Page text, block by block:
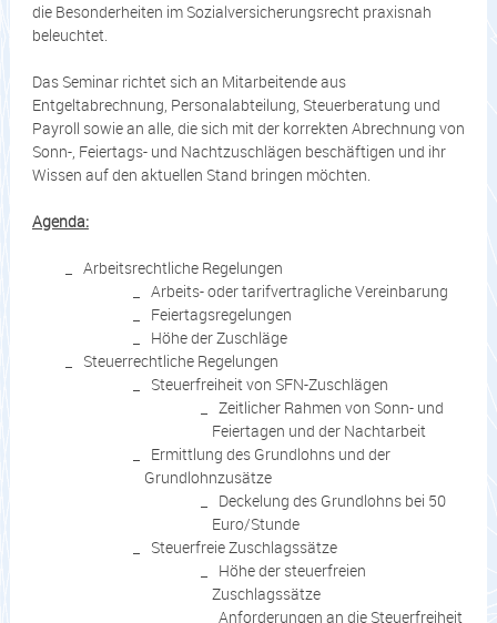
die Besonderheiten im Sozialversicherungsrecht praxisnah
beleuchtet.
Das Seminar richtet sich an Mitarbeitende aus
Entgeltabrechnung, Personalabteilung, Steuerberatung und
Payroll sowie an alle, die sich mit der korrekten Abrechnung von
Sonn-, Feiertags- und Nachtzuschlägen beschäftigen und ihr
Wissen auf den aktuellen Stand bringen möchten.
Agenda:
Arbeitsrechtliche Regelungen
Arbeits- oder tarifvertragliche Vereinbarung
Feiertagsregelungen
Höhe der Zuschläge
Steuerrechtliche Regelungen
Steuerfreiheit von SFN-Zuschlägen
Zeitlicher Rahmen von Sonn- und
Feiertagen und der Nachtarbeit
Ermittlung des Grundlohns und der
Grundlohnzusätze
Deckelung des Grundlohns bei 50
Euro/Stunde
Steuerfreie Zuschlagssätze
Höhe der steuerfreien
Zuschlagssätze
Anforderungen an die Steuerfreiheit